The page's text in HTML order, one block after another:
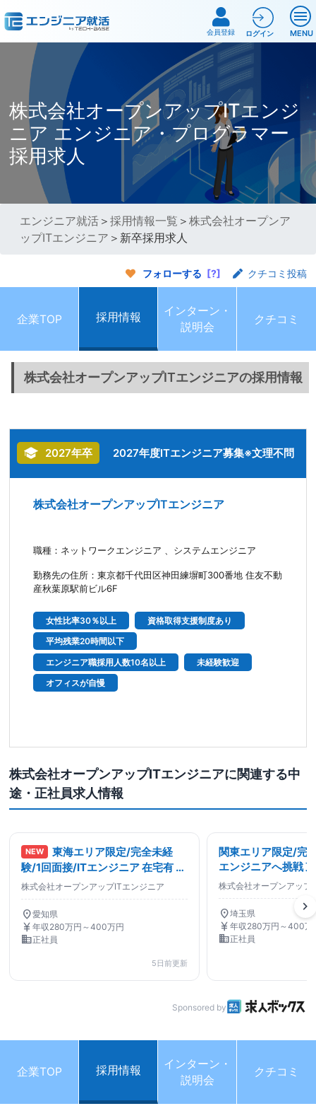
MENU
会員登録 ログイン
株式会社オープンアップITエンジ
ニア エンジニア・プログラマー
採用求人
エンジニア就活 ＞採用情報一覧 ＞株式会社オープンア
ップITエンジニア ＞新卒採用求人
フォローする [?] クチコミ投稿
企業TOP 採用情報
インターン・
説明会
クチコミ
株式会社オープンアップITエンジニアの採用情報
2027年卒 2027年度ITエンジニア募集※文理不問
株式会社オープンアップITエンジニア
職種：ネットワークエンジニア 、システムエンジニア
勤務先の住所：東京都千代田区神田練塀町300番地 住友不動
産秋葉原駅前ビル6F
女性比率30％以上
資格取得支援制度あり
平均残業20時間以下
エンジニア職採用人数10名以上
未経験歓迎
オフィスが自慢
株式会社オープンアップITエンジニアに関連する中
途・正社員求人情報
NEW
東海エリア限定/完全未経
験/1回面接/ITエンジニア 在宅有 東
証プライム上場G 3か月間の研修/
インフラエンジニア
株式会社オープンアップITエンジニア
location_on愛知県
currency_yen年収280万円～400万円
business正社員
5日前更新
関東エリア限定/完
エンジニアへ挑戦
場G 3か月間の集中
ークエンジニア
株式会社オープンアップ
location_on埼玉県
currency_yen年収280万円～400万
business正社員
chevron_right
Sponsored by
企業TOP 採用情報
インターン・
説明会
クチコミ